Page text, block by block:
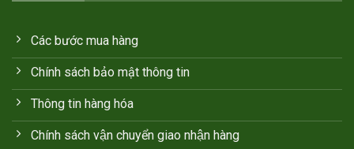
Các bước mua hàng
Chính sách bảo mật thông tin
Thông tin hàng hóa
Chính sách vận chuyển giao nhận hàng